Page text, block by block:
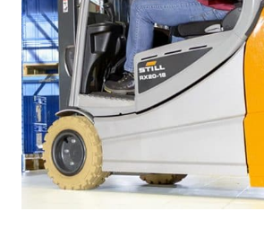
Chi siamo
News
Newsletter
Lavora con noi